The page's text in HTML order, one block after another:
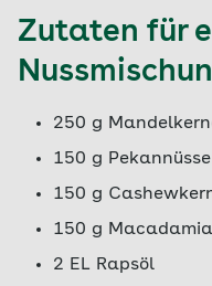
Zutaten für
250 g
150 g Pekannüsse
150 g
150 g
2 EL Rapsöl